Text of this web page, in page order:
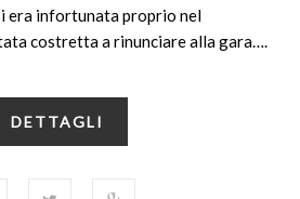
era infortunata proprio nel
costretta a rinunciare alla gara….
DETTAGLI